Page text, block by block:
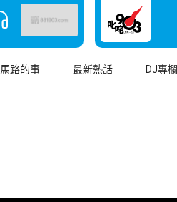
馬路的事 最新熱話 DJ專欄